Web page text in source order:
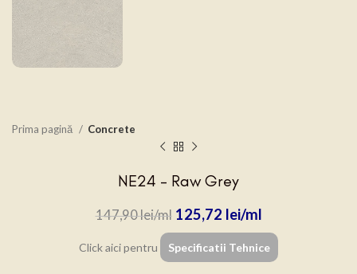
Prima pagină Concrete
NE24 – Raw Grey
147,90lei 125,72 lei
Click aici pentru Specificatii Tehnice